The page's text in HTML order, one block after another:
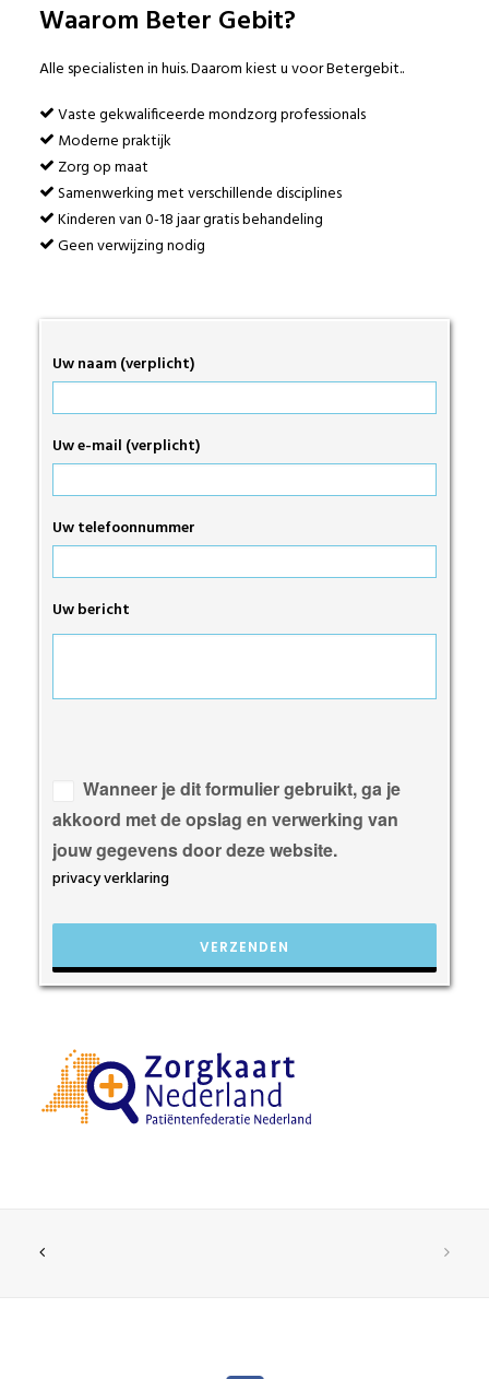
Waarom Beter Gebit?
Alle specialisten in huis. Daarom kiest u voor Betergebit..
Vaste gekwalificeerde mondzorg professionals
Moderne praktijk
Zorg op maat
Samenwerking met verschillende disciplines
Kinderen van 0-18 jaar gratis behandeling
Geen verwijzing nodig
Uw naam (verplicht)
Uw e-mail (verplicht)
Uw telefoonnummer
Uw bericht
leeg
te
laten.
Wanneer je dit formulier gebruikt, ga je
akkoord met de opslag en verwerking van
jouw gegevens door deze website.
privacy verklaring